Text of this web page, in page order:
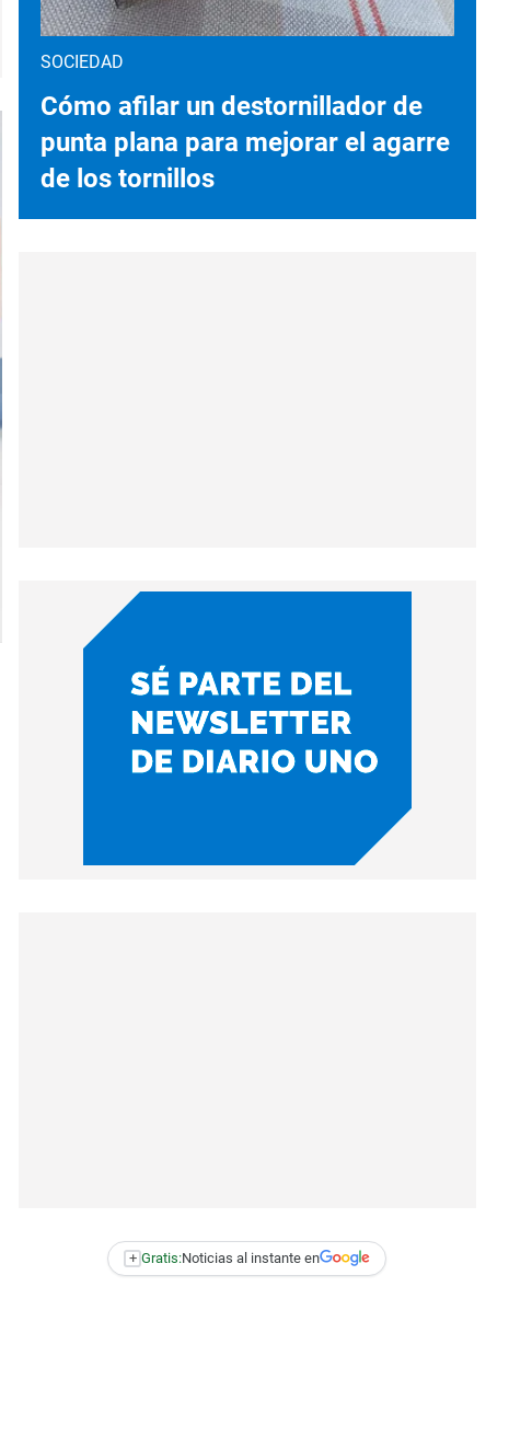
SOCIEDAD
Cómo afilar un destornillador de
punta plana para mejorar el agarre
de los tornillos
+ Gratis:Noticias al instante en